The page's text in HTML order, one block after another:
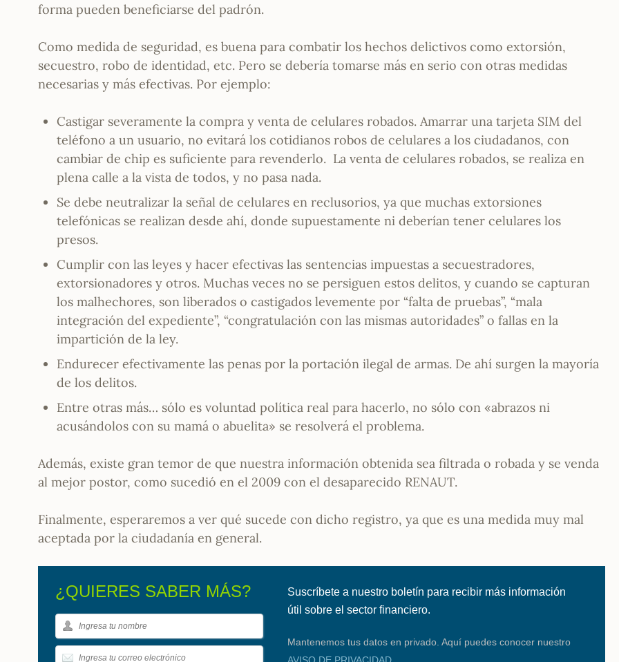
forma pueden beneficiarse del padrón.
Como medida de seguridad, es buena para combatir los hechos delictivos como extorsión,
secuestro, robo de identidad, etc. Pero se debería tomarse más en serio con otras medidas
necesarias y más efectivas. Por ejemplo:
Castigar severamente la compra y venta de celulares robados. Amarrar una tarjeta SIM del
teléfono a un usuario, no evitará los cotidianos robos de celulares a los ciudadanos, con
cambiar de chip es suficiente para revenderlo. La venta de celulares robados, se realiza en
plena calle a la vista de todos, y no pasa nada.
Se debe neutralizar la señal de celulares en reclusorios, ya que muchas extorsiones
telefónicas se realizan desde ahí, donde supuestamente ni deberían tener celulares los
presos.
Cumplir con las leyes y hacer efectivas las sentencias impuestas a secuestradores,
extorsionadores y otros. Muchas veces no se persiguen estos delitos, y cuando se capturan
los malhechores, son liberados o castigados levemente por “falta de pruebas”, “mala
integración del expediente”, “congratulación con las mismas autoridades” o fallas en la
impartición de la ley.
Endurecer efectivamente las penas por la portación ilegal de armas. De ahí surgen la mayoría
de los delitos.
Entre otras más… sólo es voluntad política real para hacerlo, no sólo con «abrazos ni
acusándolos con su mamá o abuelita» se resolverá el problema.
Además, existe gran temor de que nuestra información obtenida sea filtrada o robada y se venda
al mejor postor, como sucedió en el 2009 con el desaparecido RENAUT.
Finalmente, esperaremos a ver qué sucede con dicho registro, ya que es una medida muy mal
aceptada por la ciudadanía en general.
¿QUIERES SABER MÁS?
Suscríbete a nuestro boletín para recibir más información
útil sobre el sector financiero.
Mantenemos tus datos en privado. Aquí puedes conocer nuestro